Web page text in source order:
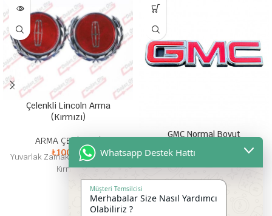
Çelenkli Lincoln Arma
(Kırmızı)
ARMA ÇEŞİTLERİ
₺100,00
Yuvarlak Zamak Çelenkli Lincoln
Kırmızı
GMC Normal Boyut
ARMA ÇEŞİTLERİ
₺300,00
Ölçülere dikkat ediniz
Whatsapp Destek Hattı
Müşteri Temsilcisi
Merhabalar Size Nasıl Yardımcı
Olabiliriz ?